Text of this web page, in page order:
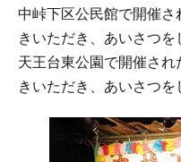
中峠下区公民館で開催
きいただき、あいさつを
天王台東公園で開催さ
きいただき、あいさつを